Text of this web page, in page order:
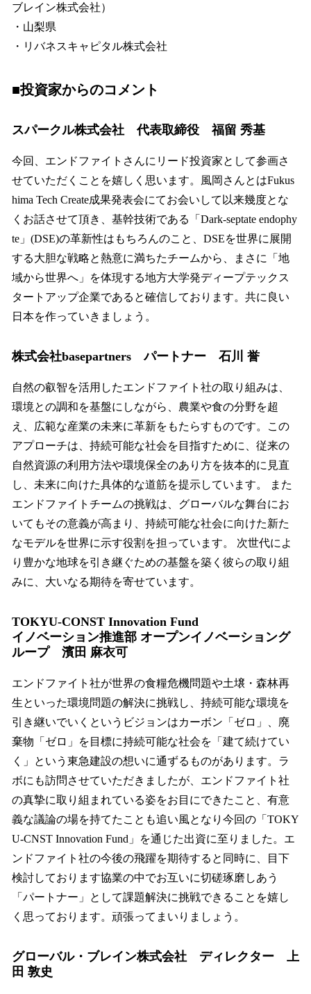
ブレイン株式会社）
・山梨県
・リバネスキャピタル株式会社
■投資家からのコメント
スパークル株式会社 代表取締役 福留 秀基
今回、エンドファイトさんにリード投資家として参画さ
せていただくことを嬉しく思います。風岡さんとはFukus
hima Tech Create成果発表会にてお会いして以来幾度とな
くお話させて頂き、基幹技術である「Dark-septate endophy
te」(DSE)の革新性はもちろんのこと、DSEを世界に展開
する大胆な戦略と熱意に満ちたチームから、まさに「地
域から世界へ」を体現する地方大学発ディープテックス
タートアップ企業であると確信しております。共に良い
日本を作っていきましょう。
株式会社basepartners パートナー 石川 誉
自然の叡智を活用したエンドファイト社の取り組みは、
環境との調和を基盤にしながら、農業や食の分野を超
え、広範な産業の未来に革新をもたらすものです。この
アプローチは、持続可能な社会を目指すために、従来の
自然資源の利用方法や環境保全のあり方を抜本的に見直
し、未来に向けた具体的な道筋を提示しています。 また
エンドファイトチームの挑戦は、グローバルな舞台にお
いてもその意義が高まり、持続可能な社会に向けた新た
なモデルを世界に示す役割を担っています。 次世代によ
り豊かな地球を引き継ぐための基盤を築く彼らの取り組
みに、大いなる期待を寄せています。
TOKYU-CONST Innovation Fund
イノベーション推進部 オープンイノベーショング
ループ 濱田 麻衣可
エンドファイト社が世界の食糧危機問題や土壌・森林再
生といった環境問題の解決に挑戦し、持続可能な環境を
引き継いでいくというビジョンはカーボン「ゼロ」、廃
棄物「ゼロ」を目標に持続可能な社会を「建て続けてい
く」という東急建設の想いに通ずるものがあります。ラ
ボにも訪問させていただきましたが、エンドファイト社
の真摯に取り組まれている姿をお目にできたこと、有意
義な議論の場を持てたことも追い風となり今回の「TOKY
U-CNST Innovation Fund」を通じた出資に至りました。エ
ンドファイト社の今後の飛躍を期待すると同時に、目下
検討しております協業の中でお互いに切磋琢磨しあう
「パートナー」として課題解決に挑戦できることを嬉し
く思っております。頑張ってまいりましょう。
グローバル・ブレイン株式会社 ディレクター 上
田 敦史